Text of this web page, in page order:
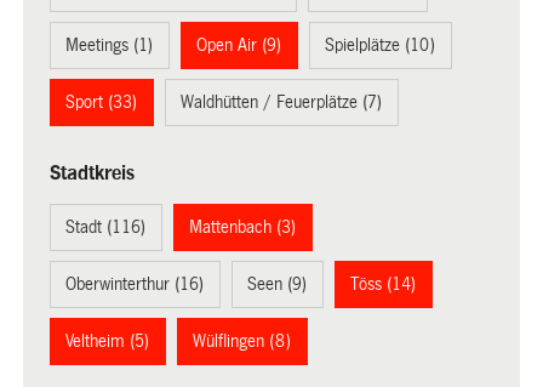
Meetings (1) Open Air (9) Spielplätze (10)
Sport (33) Waldhütten / Feuerplätze (7)
Stadtkreis
Stadt (116) Mattenbach (3)
Oberwinterthur (16) Seen (9) Töss (14)
Veltheim (5) Wülflingen (8)